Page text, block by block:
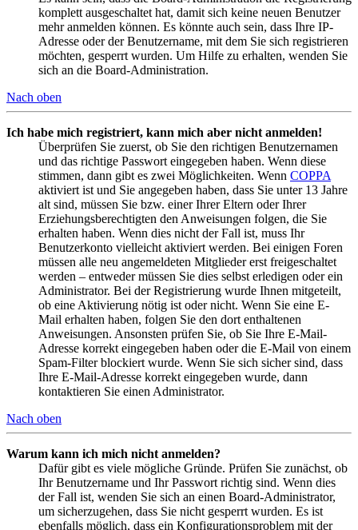
komplett ausgeschaltet hat, damit sich keine neuen Benutzer
mehr anmelden können. Es könnte auch sein, dass Ihre IP-
Adresse oder der Benutzername, mit dem Sie sich registrieren
möchten, gesperrt wurden. Um Hilfe zu erhalten, wenden Sie
sich an die Board-Administration.
Nach oben
Ich habe mich registriert, kann mich aber nicht anmelden!
Überprüfen Sie zuerst, ob Sie den richtigen Benutzernamen
und das richtige Passwort eingegeben haben. Wenn diese
stimmen, dann gibt es zwei Möglichkeiten. Wenn COPPA
aktiviert ist und Sie angegeben haben, dass Sie unter 13 Jahre
alt sind, müssen Sie bzw. einer Ihrer Eltern oder Ihrer
Erziehungsberechtigten den Anweisungen folgen, die Sie
erhalten haben. Wenn dies nicht der Fall ist, muss Ihr
Benutzerkonto vielleicht aktiviert werden. Bei einigen Foren
müssen alle neu angemeldeten Mitglieder erst freigeschaltet
werden – entweder müssen Sie dies selbst erledigen oder ein
Administrator. Bei der Registrierung wurde Ihnen mitgeteilt,
ob eine Aktivierung nötig ist oder nicht. Wenn Sie eine E-
Mail erhalten haben, folgen Sie den dort enthaltenen
Anweisungen. Ansonsten prüfen Sie, ob Sie Ihre E-Mail-
Adresse korrekt eingegeben haben oder die E-Mail von einem
Spam-Filter blockiert wurde. Wenn Sie sich sicher sind, dass
Ihre E-Mail-Adresse korrekt eingegeben wurde, dann
kontaktieren Sie einen Administrator.
Nach oben
Warum kann ich mich nicht anmelden?
Dafür gibt es viele mögliche Gründe. Prüfen Sie zunächst, ob
Ihr Benutzername und Ihr Passwort richtig sind. Wenn dies
der Fall ist, wenden Sie sich an einen Board-Administrator,
um sicherzugehen, dass Sie nicht gesperrt wurden. Es ist
ebenfalls möglich, dass ein Konfigurationsproblem mit der